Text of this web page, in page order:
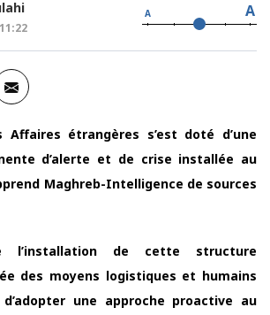
A A
étrangères s’est doté d’une
d’alerte et de crise installée au
Maghreb-Intelligence de sources
l’installation de cette structure
des moyens logistiques et humains
une approche proactive au